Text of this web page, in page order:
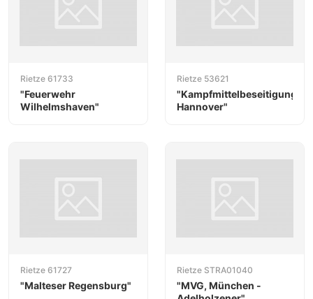
Rietze 61733
"Feuerwehr
Wilhelmshaven"
Rietze 53621
"Kampfmittelbeseitigung
Hannover"
Rietze 61727
"Malteser Regensburg"
Rietze STRA01040
"MVG, München -